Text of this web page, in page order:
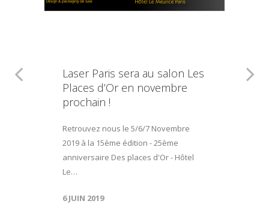
Laser Paris sera au salon Les
Places d’Or en novembre
prochain !
Retrouvez nous le 5/6/7 Novembre
2019 à la 15ème édition - 25ème
anniversaire Des places d'Or - Hôtel
Le…
6 JUIN 2019